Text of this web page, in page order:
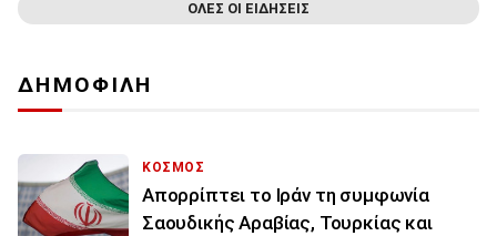
ΟΛΕΣ ΟΙ ΕΙΔΗΣΕΙΣ
ΔΗΜΟΦΙΛΗ
ΚΟΣΜΟΣ
Απορρίπτει το Ιράν τη συμφωνία
Σαουδικής Αραβίας, Τουρκίας και